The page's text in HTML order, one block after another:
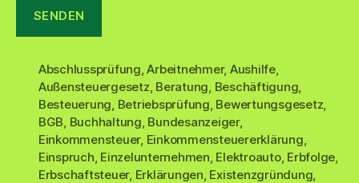
Abschlussprüfung ,Arbeitnehmer, Aushilfe,
Außensteuergesetz Beratung Beschäftigung
Besteuerung Betriebsprüfung Bewertungsgesetz
BGB Buchhaltung Bundesanzeiger,
Einkommensteuer, Einkommensteuererklärung
Einspruch Einzelunternehmen Elektroauto, Erbfolge
Erbschaftsteuer, Erklärungen Existenzgründung